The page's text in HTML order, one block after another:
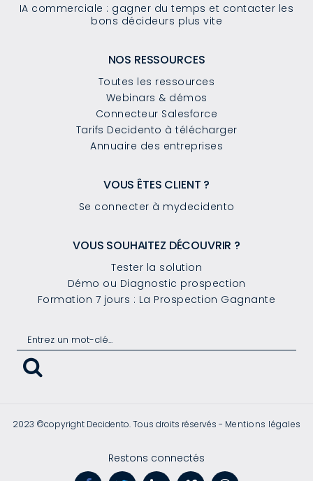
IA commerciale : gagner du temps et contacter les
bons décideurs plus vite
NOS RESSOURCES
Toutes les ressources
Webinars & démos
Connecteur Salesforce
Tarifs Decidento à télécharger
Annuaire des entreprises
VOUS ÊTES CLIENT ?
Se connecter à mydecidento
VOUS SOUHAITEZ DÉCOUVRIR ?
Tester la solution
Démo ou Diagnostic prospection
Formation 7 jours : La Prospection Gagnante
2023 ©copyright Decidento. Tous droits réservés - Mentions légales
Restons connectés